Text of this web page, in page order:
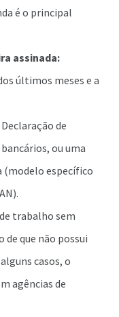
é o principal
assinada:
últimos meses e a
Declaração de
ou uma
(modelo específico
trabalho sem
que não possui
casos, o
agências de